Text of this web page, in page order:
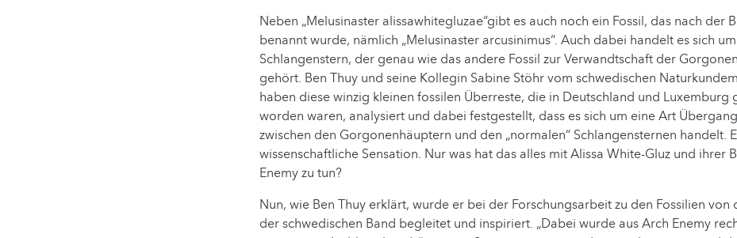
Neben „Melusinaster alissawhitegluzae“gibt es auch noch ein Fossil, das nach der
benannt wurde, nämlich „Melusinaster arcusinimus“. Auch dabei handelt es sich
Schlangenstern, der genau wie das andere Fossil zur Verwandtschaft der
gehört. Ben Thuy und seine Kollegin Sabine Stöhr vom schwedischen
haben diese winzig kleinen fossilen Überreste, die in Deutschland und Luxemburg
worden waren, analysiert und dabei festgestellt, dass es sich um eine Art
zwischen den Gorgonenhäuptern und den „normalen“ Schlangensternen handelt.
wissenschaftliche Sensation. Nur was hat das alles mit Alissa White-Gluz und ihrer
Enemy zu tun?
Nun, wie Ben Thuy erklärt, wurde er bei der Forschungsarbeit zu den Fossilien von
der schwedischen Band begleitet und inspiriert. „Dabei wurde aus Arch Enemy